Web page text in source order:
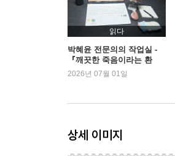
4장 의사조력임종과 호스
조력임종과 완화의료 사
의사조력임종은 언제 도
5장 의사조력임종과 자살
엄밀하게 구분하기가 어
3부 누가, 왜 조력임종을
읽다
박혜윤 전문의의 작업실 -
『깨끗한 죽음이라는 환
상』 | 예스24
2026년 07월 01일
상세 이미지